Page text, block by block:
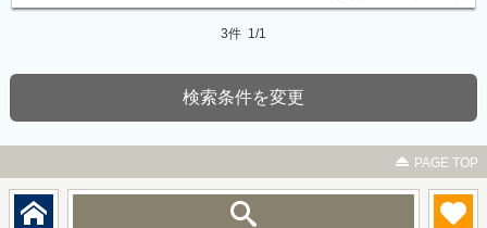
3件 1/1
検索条件を変更
2 PAGE TOP
f p u